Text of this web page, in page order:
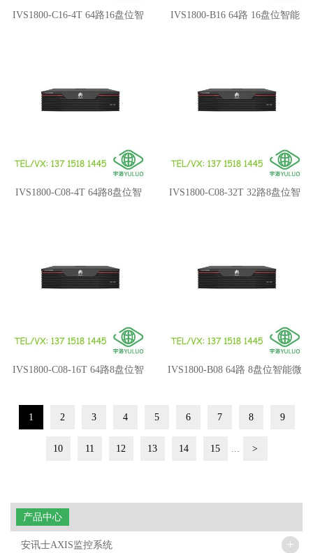
IVS1800-C16-4T 64路16盘位智 IVS1800-B16 64路 16盘位智能
IVS1800-C08-4T 64路8盘位智 IVS1800-C08-32T 32路8盘位智
IVS1800-C08-16T 64路8盘位智 IVS1800-B08 64路 8盘位智能微
1
2 3 4 5 6 7 8 9
10 11 12 13 14 15 ... >
产品中心
安讯士AXIS监控系统 +